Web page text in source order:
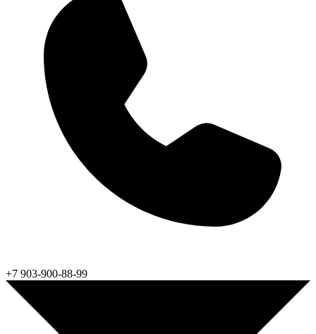
+7 903-900-88-99